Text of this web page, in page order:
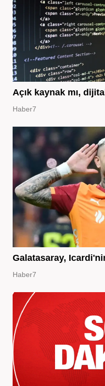
Açık kaynak mı,
Haber7
Galatasaray,
Haber7